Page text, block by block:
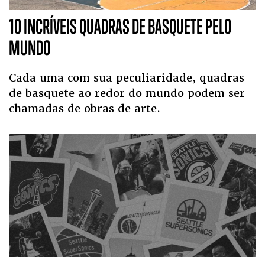
10 INCRÍVEIS QUADRAS DE BASQUETE PELO
MUNDO
Cada uma com sua peculiaridade, quadras
de basquete ao redor do mundo podem ser
chamadas de obras de arte.